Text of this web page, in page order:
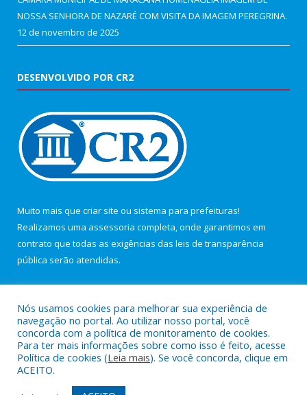
NOSSA SENHORA DE NAZARÉ COM VISITA DA IMAGEM PEREGRINA.
12 de novembro de 2025
DESENVOLVIDO POR CR2
Muito mais que criar site ou sistema para prefeituras!
Realizamos uma assessoria completa, onde garantimos em
contrato que todas as exigências das leis de transparência
pública serão atendidas.
Todos os direitos reservados a Câmara Municipal de Maracanã.
Nós usamos cookies para melhorar sua experiência de
navegação no portal. Ao utilizar nosso portal, você
concorda com a política de monitoramento de cookies.
Para ter mais informações sobre como isso é feito, acesse
Política de cookies (Leia mais). Se você concorda, clique em
ACEITO.